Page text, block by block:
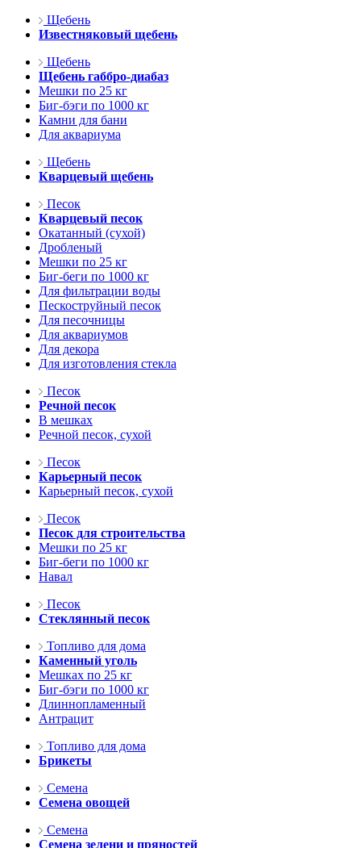
Щебень
Известняковый щебень
Щебень
Щебень габбро-диабаз
Мешки по 25 кг
Биг-бэги по 1000 кг
Камни для бани
Для аквариума
Щебень
Кварцевый щебень
Песок
Кварцевый песок
Окатанный (сухой)
Дробленый
Мешки по 25 кг
Биг-беги по 1000 кг
Для фильтрации воды
Пескоструйный песок
Для песочницы
Для аквариумов
Для декора
Для изготовления стекла
Песок
Речной песок
В мешках
Речной песок, сухой
Песок
Карьерный песок
Карьерный песок, сухой
Песок
Песок для строительства
Мешки по 25 кг
Биг-беги по 1000 кг
Навал
Песок
Стеклянный песок
Топливо для дома
Каменный уголь
Мешках по 25 кг
Биг-бэги по 1000 кг
Длиннопламенный
Антрацит
Топливо для дома
Брикеты
Семена
Семена овощей
Семена
Семена зелени и пряностей